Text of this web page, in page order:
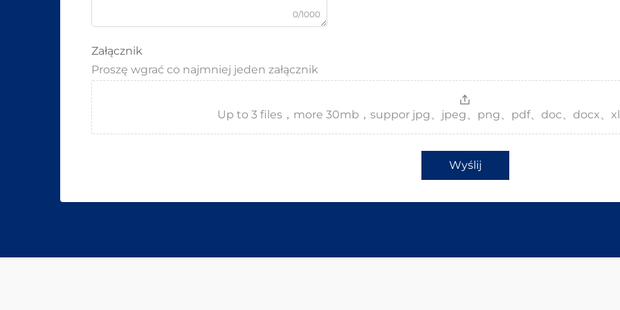
0/1000
Załącznik
Proszę wgrać co najmniej jeden załącznik
Up to 3 files，more 30mb，suppor jpg、jpeg、png、pdf、doc、docx、
Wyślij